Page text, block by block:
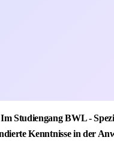
Studiengang BWL -
Kenntnisse in der